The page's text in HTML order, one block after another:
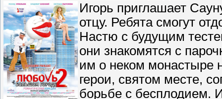
Игорь приглашает
отцу. Ребята смогут
Настю с будущим
они знакомятся с
им о неком монастыре
герои, святом месте,
борьбе с бесплодием.